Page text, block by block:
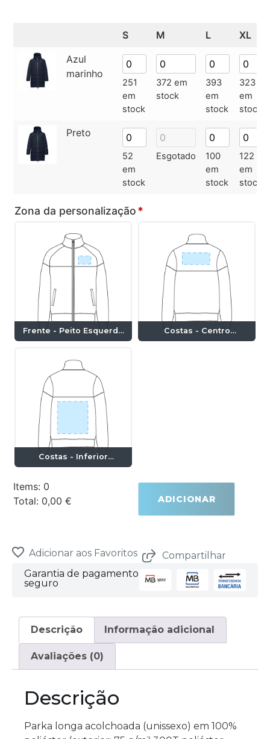
S M L
XL
Azul
marinho
251
em
stock
372 em
stock
393
em
stock
323
em
stock
Preto
52
em
stock
Esgotado
100
em
stock
122
em
stock
Zona da personalização*
Frente - Peito Esquerdo
(8x5cm)
Costas - Centro
(20x9cm)
Costas - Inferior
(27x19cm)
Items: 0
Total: 0,00 €
is
0,00 €
ADICIONAR
Adicionar aos Favoritos
Compartilhar
Garantia de pagamento
seguro
Descrição Informação adicional
Avaliações (0)
Descrição
Parka longa acolchoada (unissexo) em 100%